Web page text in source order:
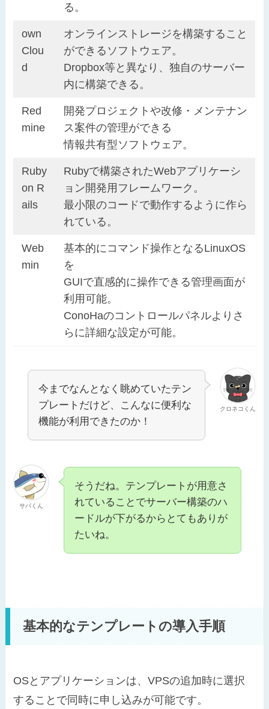
る。
own
Clou
d
オンラインストレージを構築すること
ができるソフトウェア。
Dropbox等と異なり、独自のサーバー
内に構築できる。
Red
mine
開発プロジェクトや改修・メンテナン
ス案件の管理ができる
情報共有型ソフトウェア。
Ruby
on R
ails
Rubyで構築されたWebアプリケーシ
ョン開発用フレームワーク。
最小限のコードで動作するように作ら
れている。
Web
min
基本的にコマンド操作となるLinuxOS
を
GUIで直感的に操作できる管理画面が
利用可能。
ConoHaのコントロールパネルよりさ
らに詳細な設定が可能。
クロネコくん
今までなんとなく眺めていたテン
プレートだけど、こんなに便利な
機能が利用できたのか！
サバくん
そうだね。テンプレートが用意さ
れていることでサーバー構築のハ
ードルが下がるからとてもありが
たいね。
基本的なテンプレートの導入手順
OSとアプリケーションは、VPSの追加時に選択
することで同時に申し込みが可能です。